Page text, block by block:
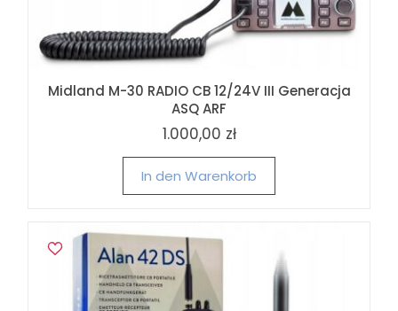
Midland M-30 RADIO CB 12/24V III Generacja
ASQ ARF
1.000,00 zł
In den Warenkorb